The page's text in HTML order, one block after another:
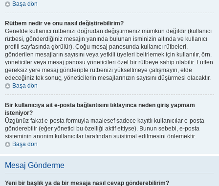
Başa dön
Rütbem nedir ve onu nasıl değiştirebilirim?
Genelde kullanıcı rütbenizi doğrudan değiştirmeniz mümkün değildir (kullanıcı
rütbesi, gönderdiğiniz mesajın yanında bulunan isminizin altında ve kullanıcı
profili sayfasında görülür). Çoğu mesaj panosunda kullanıcı rütbeleri,
gönderilen mesajların sayısını veya yetkili üyeleri belirlemek için kullanılır, örn.
yöneticiler veya mesaj panosu yöneticileri özel bir rütbeye sahip olabilir. Lütfen
gereksiz yere mesaj gönderipte rütbenizi yükseltmeye çalışmayın, elde
edeceğiniz tek sonuç, yöneticilerin mesajlarınızın sayısını düşürmesi olacaktır.
Başa dön
Bir kullanıcıya ait e-posta bağlantısını tıklayınca neden giriş yapmam
isteniyor?
Üzgünüz fakat e-posta formuyla maalesef sadece kayıtlı kullanıcılar e-posta
gönderebilir (eğer yönetici bu özelliği aktif ettiyse). Bunun sebebi, e-posta
sisteminin anonim kullanıcılar tarafından suistimal edilmesini önlemektir.
Başa dön
Mesaj Gönderme
Yeni bir başlık ya da bir mesaja nasıl cevap gönderebilirim?